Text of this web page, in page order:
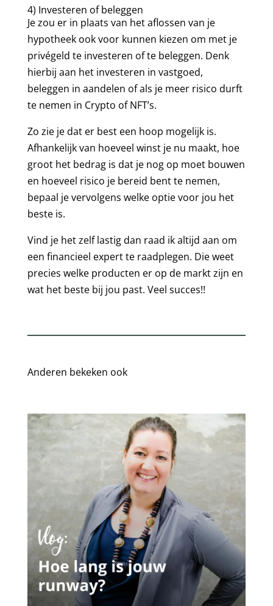
4) Investeren of beleggen
Je zou er in plaats van het aflossen van je
hypotheek ook voor kunnen kiezen om met je
privégeld te investeren of te beleggen. Denk
hierbij aan het investeren in vastgoed,
beleggen in aandelen of als je meer risico durft
te nemen in Crypto of NFT’s.
Zo zie je dat er best een hoop mogelijk is.
Afhankelijk van hoeveel winst je nu maakt, hoe
groot het bedrag is dat je nog op moet bouwen
en hoeveel risico je bereid bent te nemen,
bepaal je vervolgens welke optie voor jou het
beste is.
Vind je het zelf lastig dan raad ik altijd aan om
een financieel expert te raadplegen. Die weet
precies welke producten er op de markt zijn en
wat het beste bij jou past. Veel succes!!
Anderen bekeken ook